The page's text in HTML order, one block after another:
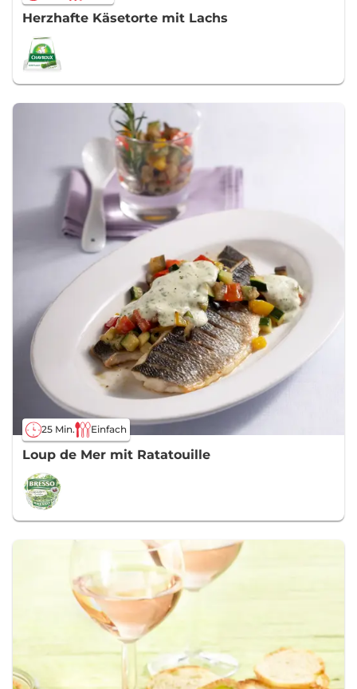
Herzhafte Käsetorte mit Lachs
25 Min. Einfach
Loup de Mer mit Ratatouille